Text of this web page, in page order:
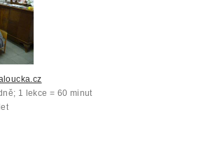
1 lekce = 60 minut